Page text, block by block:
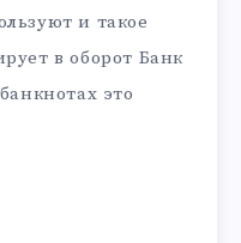
и такое
в оборот Банк
это